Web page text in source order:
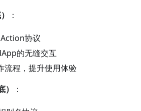
：
协议
的无缝交互
流程，提升使用体验
：